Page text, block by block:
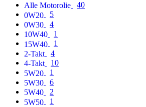
Alle Motorolie
40
0W20
5
0W30
4
10W40
1
15W40
1
2-Takt
4
4-Takt
10
5W20
1
5W30
6
5W40
2
5W50
1